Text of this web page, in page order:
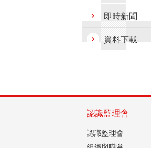
即時新聞
資料下載
認識監理會
認識監理會